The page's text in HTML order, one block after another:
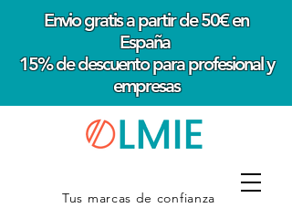
Envio gratis a partir de 50€ en
España
15% de descuento para profesional y
empresas
Tus marcas de confianza